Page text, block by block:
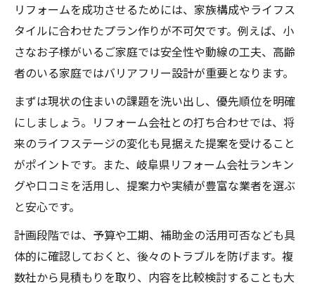
リフォームを成功させるためには、家族構成やライフス
タイルに合わせたプラン作りが不可欠です。例えば、小
さなお子様がいるご家庭では安全性や動線の工夫、高齢
者のいる家庭ではバリアフリー設計が重要となります。
まずは現状の住まいの課題を洗い出し、優先順位を明確
にしましょう。リフォーム会社との打ち合わせでは、将
来のライフステージの変化も見据えた提案を受けること
がポイントです。また、岐阜県リフォーム会社ランキン
グや口コミを活用し、提案力や実績が豊富な業者を選ぶ
と安心です。
計画段階では、予算や工期、補助金の活用可否なども具
体的に確認しておくと、後々のトラブルを防げます。複
数社から見積もりを取り、内容を比較検討することも大